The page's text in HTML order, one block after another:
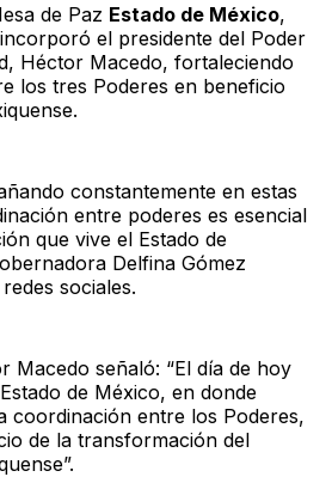
de Paz Estado de México,
el presidente del Poder
Héctor Macedo, fortaleciendo
los tres Poderes en beneficio
constantemente en estas
entre poderes es esencial
que vive el Estado de
Delfina Gómez
sociales.
Macedo señaló: “El día de hoy
de México, en donde
coordinación entre los Poderes,
de la transformación del